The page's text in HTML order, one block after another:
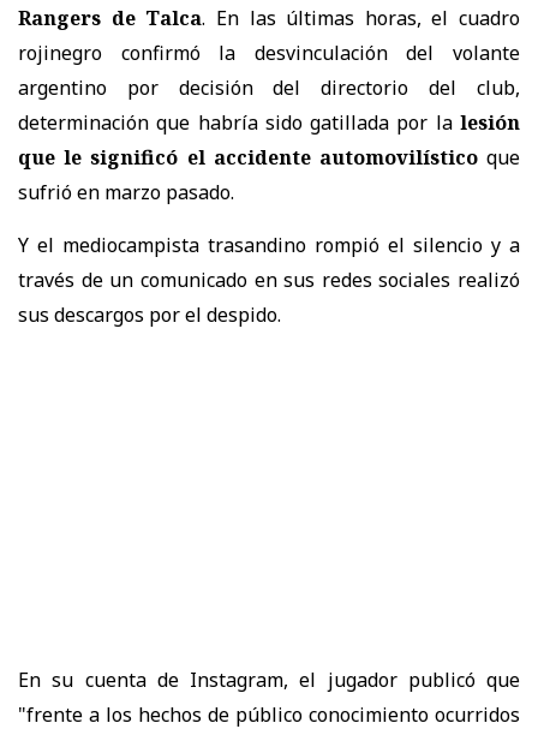
Rangers de Talca. En las últimas horas, el cuadro
rojinegro confirmó la desvinculación del volante
argentino por decisión del directorio del club,
determinación que habría sido gatillada por la lesión
que le significó el accidente automovilísticoque
sufrió en marzo pasado.
Y el mediocampista trasandino rompió el silencio y a
través de un comunicado en sus redes sociales realizó
sus descargos por el despido.
En su cuenta de Instagram, el jugador publicó que
"frente a los hechos de público conocimiento ocurridos